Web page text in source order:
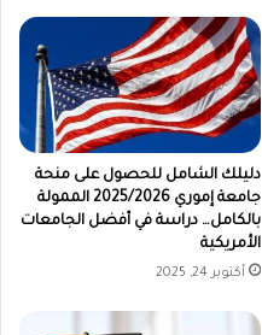
دليلك الشامل للحصول على منحة
جامعة إموري 2025/2026 الممولة
بالكامل… دراسة في أفضل الجامعات
الأمريكية
أكتوبر 24, 2025